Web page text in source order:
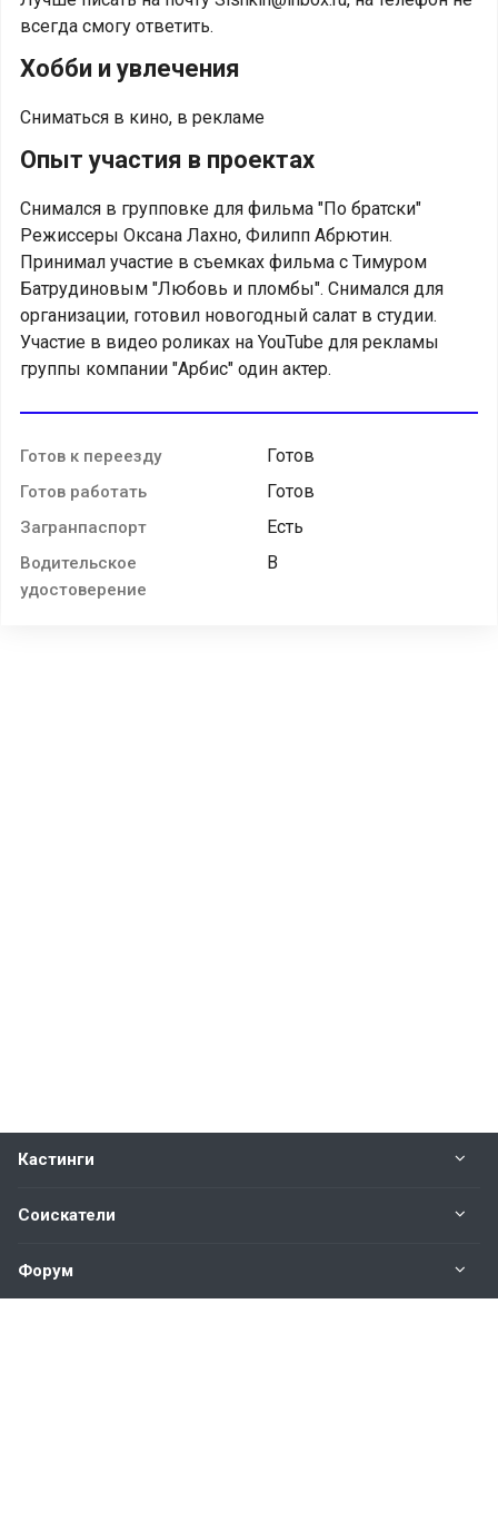
всегда смогу ответить.
Хобби и увлечения
Сниматься в кино, в рекламе
Опыт участия в проектах
Снимался в групповке для фильма "По братски"
Режиссеры Оксана Лахно, Филипп Абрютин.
Принимал участие в съемках фильма с Тимуром
Батрудиновым "Любовь и пломбы". Снимался для
организации, готовил новогодный салат в студии.
Участие в видео роликах на YouTube для рекламы
группы компании "Арбис" один актер.
Готов к переезду Готов
Готов работать Готов
Загранпаспорт Есть
Водительское
удостоверение
B
Кастинги
Соискатели
Форум